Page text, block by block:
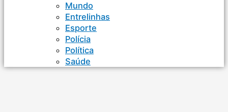
Mundo
Entrelinhas
Esporte
Polícia
Política
Saúde